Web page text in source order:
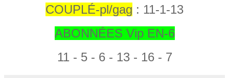
COUPLÉ-pl/gag : 11-1-13
ABONNÉES Vip EN-6
11 - 5 - 6 - 13 - 16 - 7